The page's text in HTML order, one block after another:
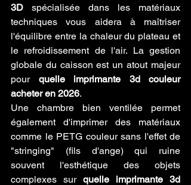
3D spécialisée dans les matériaux
techniques vous aidera à maîtriser
l'équilibre entre la chaleur du plateau et
le refroidissement de l'air. La gestion
globale du caisson est un atout majeur
pour quelle imprimante 3d couleur
acheter en 2026.
Une chambre bien ventilée permet
également d'imprimer des matériaux
comme le PETG couleur sans l'effet de
"stringing" (fils d'ange) qui ruine
souvent l'esthétique des objets
complexes sur quelle imprimante 3d